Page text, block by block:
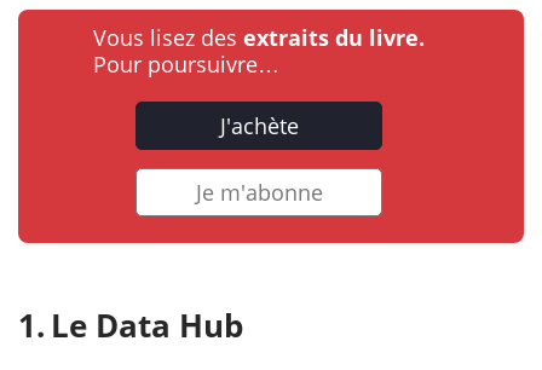
Vous lisez des extraits du livre.
Pour poursuivre…
J'achète
Je m'abonne
Le Data Hub